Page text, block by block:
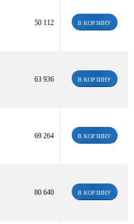
50 112 В КОРЗИНУ
63 936 В КОРЗИНУ
69 264 В КОРЗИНУ
80 640 В КОРЗИНУ